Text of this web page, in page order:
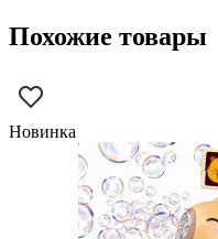
Похожие товары
Новинка